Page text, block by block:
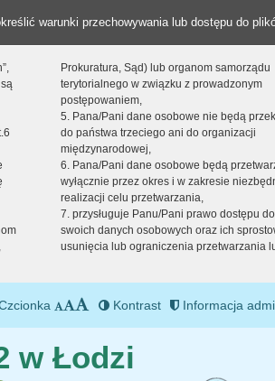
warunki przechowywania lub dostępu do
Prokuratura, Sąd) lub organom samorządu
terytorialnego w związku z prowadzonym
postępowaniem,
5. Pana/Pani dane osobowe nie będą
do państwa trzeciego ani do organizacji
międzynarodowej,
6. Pana/Pani dane osobowe będą
wyłącznie przez okres i w zakresie
realizacji celu przetwarzania,
7. przysługuje Panu/Pani prawo dostępu
swoich danych osobowych oraz ich
usunięcia lub ograniczenia przetwarzania
Kontrast Informacja
w Łodzi